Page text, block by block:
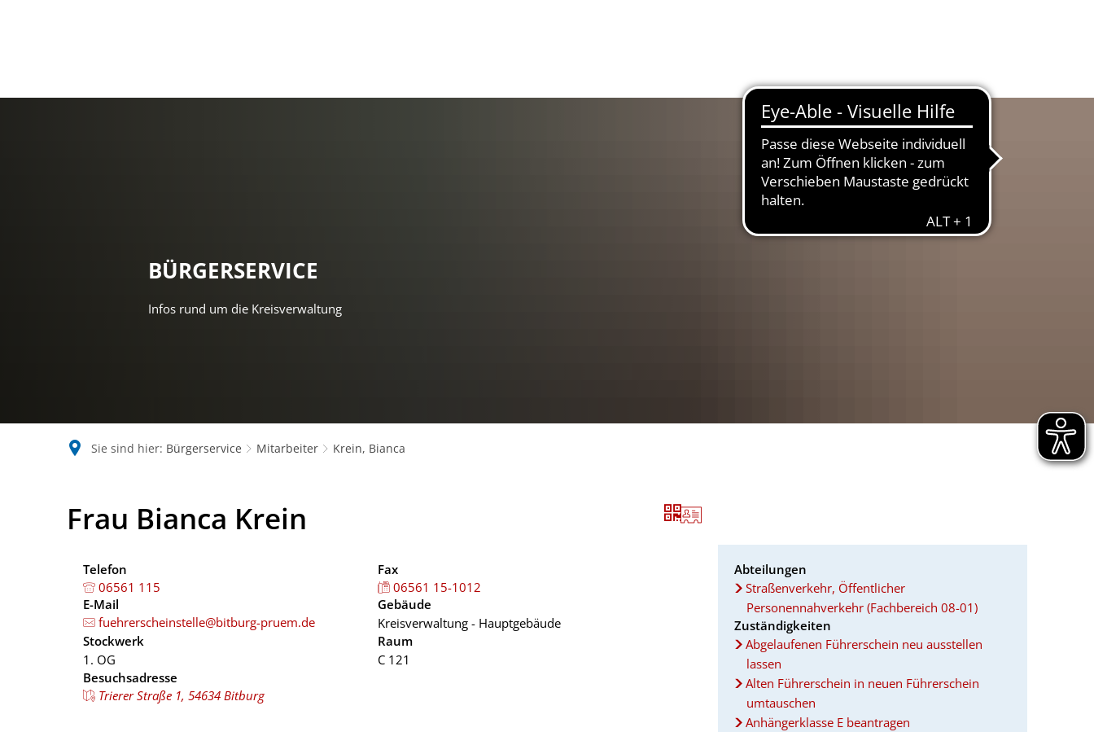
BÜRGERSERVICE
Infos rund um die Kreisverwaltung
Sie sind hier: Bürgerservice Mitarbeiter Krein, Bianca
Frau Bianca Krein
Telefon
06561 115
Fax
06561 15-1012
E-Mail
fuehrerscheinstelle@bitburg-pruem.de
Gebäude
Kreisverwaltung - Hauptgebäude
Stockwerk
1. OG
Raum
C 121
Besuchsadresse
Trierer Straße 1, 54634 Bitburg
Abteilungen
Straßenverkehr, Öffentlicher
Personennahverkehr (Fachbereich 08-01)
Zuständigkeiten
Abgelaufenen Führerschein neu ausstellen
lassen
Alten Führerschein in neuen Führerschein
umtauschen
Anhängerklasse E beantragen